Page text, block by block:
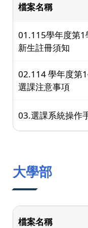
檔案名稱
01.115學年度第
新生註冊須知
02.114 學年度第
選課注意事項
03.選課系統操作
大學部
檔案名稱